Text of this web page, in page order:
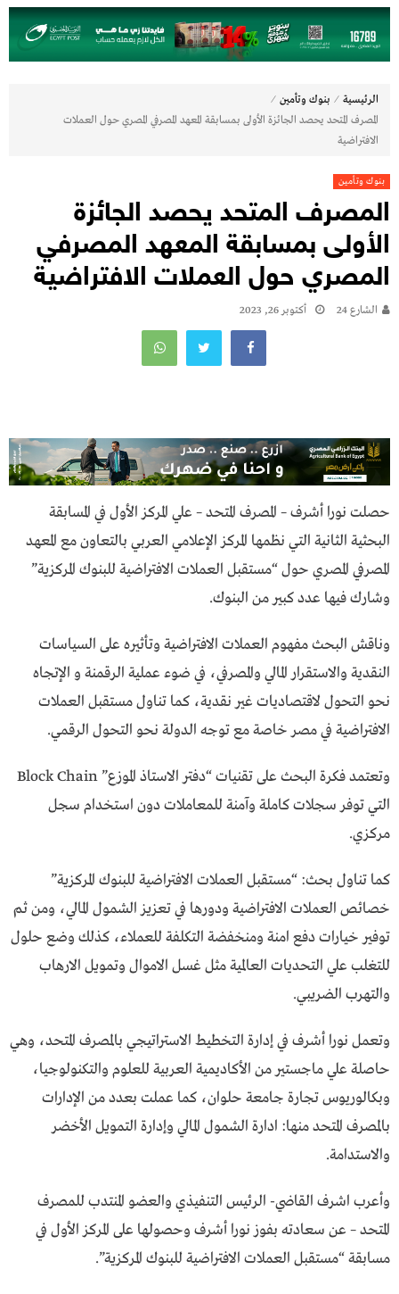
الرئيسية ⁄ بنوك وتأمين ⁄
المصرف المتحد يحصد الجائزة الأولى بمسابقة المعهد المصرفي المصري حول العملات
الافتراضية
بنوك وتأمين
المصرف المتحد يحصد الجائزة
الأولى بمسابقة المعهد المصرفي
المصري حول العملات الافتراضية
الشارع 24 أكتوبر 26, 2023
حصلت نورا أشرف – المصرف المتحد – علي المركز الأول في المسابقة
البحثية الثانية التي نظمها المركز الإعلامي العربي بالتعاون مع المعهد
المصرفي المصري حول “مستقبل العملات الافتراضية للبنوك المركزية”
وشارك فيها عدد كبير من البنوك.
وناقش البحث مفهوم العملات الافتراضية وتأثيره على السياسات
النقدية والاستقرار المالي والمصرفي، في ضوء عملية الرقمنة و الإتجاه
نحو التحول لاقتصاديات غير نقدية، كما تناول مستقبل العملات
الافتراضية في مصر خاصة مع توجه الدولة نحو التحول الرقمي.
وتعتمد فكرة البحث على تقنيات “دفتر الاستاذ الموزع” Block Chain
التي توفر سجلات كاملة وآمنة للمعاملات دون استخدام سجل
مركزي.
كما تناول بحث: “مستقبل العملات الافتراضية للبنوك المركزية”
خصائص العملات الافتراضية ودورها في تعزيز الشمول المالي، ومن ثم
توفير خيارات دفع امنة ومنخفضة التكلفة للعملاء، كذلك وضع حلول
للتغلب علي التحديات العالمية مثل غسل الاموال وتمويل الارهاب
والتهرب الضريبي.
وتعمل نورا أشرف في إدارة التخطيط الاستراتيجي بالمصرف المتحد، وهي
حاصلة علي ماجستير من الأكاديمية العربية للعلوم والتكنولوجيا،
وبكالوريوس تجارة جامعة حلوان، كما عملت بعدد من الإدارات
بالمصرف المتحد منها: ادارة الشمول المالي وإدارة التمويل الأخضر
والاستدامة.
وأعرب اشرف القاضي- الرئيس التنفيذي والعضو المنتدب للمصرف
المتحد – عن سعادته بفوز نورا أشرف وحصولها على المركز الأول في
مسابقة “مستقبل العملات الافتراضية للبنوك المركزية”.